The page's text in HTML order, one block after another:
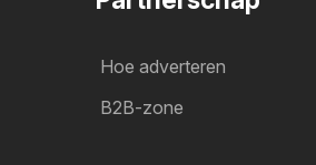
Hoe adverteren
B2B-zone